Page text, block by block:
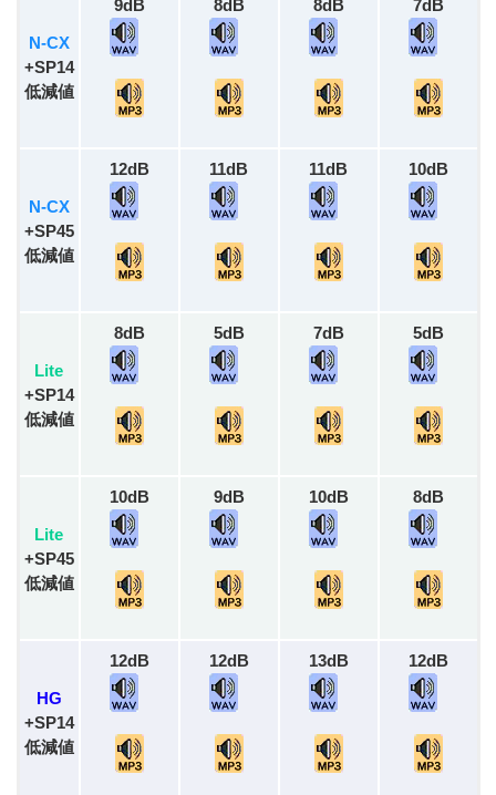
N-CX
+SP14
低減値
9dB 8dB 8dB 7dB
N-CX
+SP45
低減値
12dB 11dB 11dB 10dB
Lite
+SP14
低減値
8dB 5dB 7dB 5dB
Lite
+SP45
低減値
10dB 9dB 10dB 8dB
HG
+SP14
低減値
12dB 12dB 13dB 12dB